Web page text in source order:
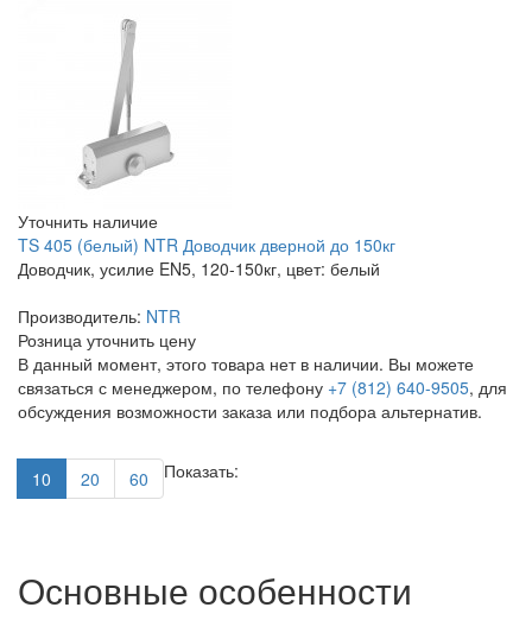
Уточнить наличие
TS 405 (белый) NTR Доводчик дверной до 150кг
Доводчик, усилие EN5, 120-150кг, цвет: белый
Производитель: NTR
Розница уточнить цену
В данный момент, этого товара нет в наличии. Вы можете
связаться с менеджером, по телефону +7 (812) 640-9505, для
обсуждения возможности заказа или подбора альтернатив.
Показать:
10 20 60
Основные особенности